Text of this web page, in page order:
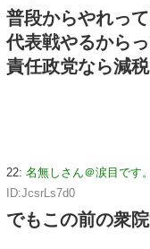
普段からやれっ
代表戦やるから
責任政党なら減
22: 名無しさん＠涙目です
ID:JcsrLs7d0
でもこの前の衆